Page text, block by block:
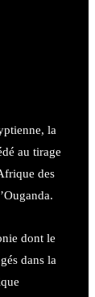
la
au tirage
des
dont le
dans la